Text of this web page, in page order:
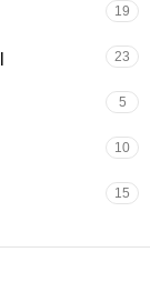
19
23
5
10
15